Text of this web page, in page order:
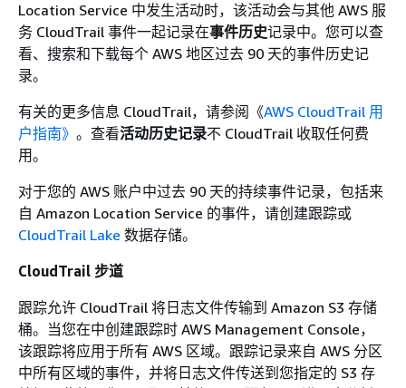
Location Service 中发生活动时，该活动会与其他 AWS 服
务 CloudTrail 事件一起记录在事件历史记录中。您可以查
看、搜索和下载每个 AWS 地区过去 90 天的事件历史记
录。
有关的更多信息 CloudTrail，请参阅《AWS CloudTrail 用
户指南》 。查看活动历史记录不 CloudTrail 收取任何费
用。
对于您的 AWS 账户中过去 90 天的持续事件记录，包括来
自 Amazon Location Service 的事件，请创建跟踪或
CloudTrail Lake 数据存储。
CloudTrail 步道
跟踪允许 CloudTrail 将日志文件传输到 Amazon S3 存储
桶。当您在中创建跟踪时 AWS Management Console，
该跟踪将应用于所有 AWS 区域。跟踪记录来自 AWS 分区
中所有区域的事件，并将日志文件传送到您指定的 S3 存